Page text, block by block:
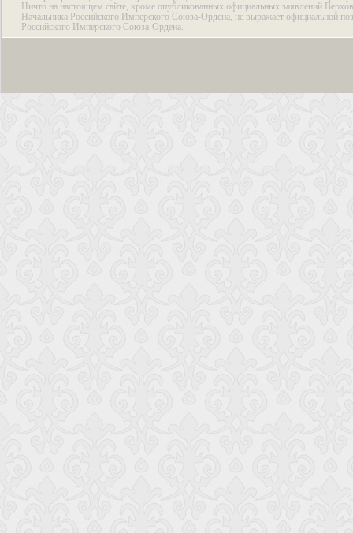
Ничто на настоящем сайте, кроме опубликованных официальных заявлений
Начальника Российского Имперского Союза-Ордена, не выражает официальной
Российского Имперского Союза-Ордена.